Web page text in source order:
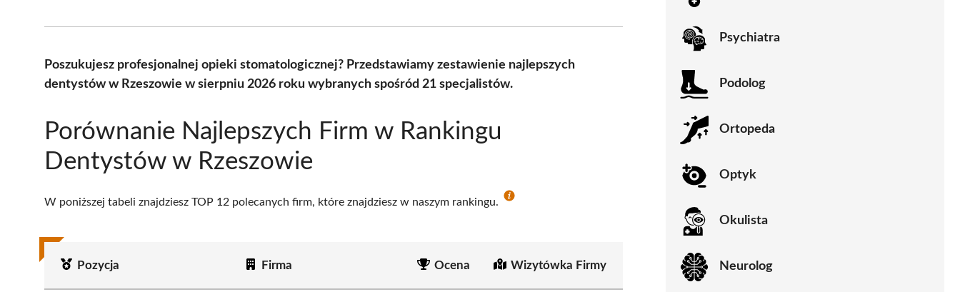
(Twitter)
Poszukujesz profesjonalnej opieki stomatologicznej? Przedstawiamy zestawienie najlepszych
dentystów w Rzeszowie w sierpniu 2026 roku wybranych spośród 21 specjalistów.
Porównanie Najlepszych Firm w Rankingu
Dentystów w Rzeszowie
W poniższej tabeli znajdziesz TOP 12 polecanych firm, które znajdziesz w naszym rankingu.
Pozycja Firma Ocena Wizytówka Firmy
Psychiatra
Podolog
Ortopeda
Optyk
Okulista
Neurolog